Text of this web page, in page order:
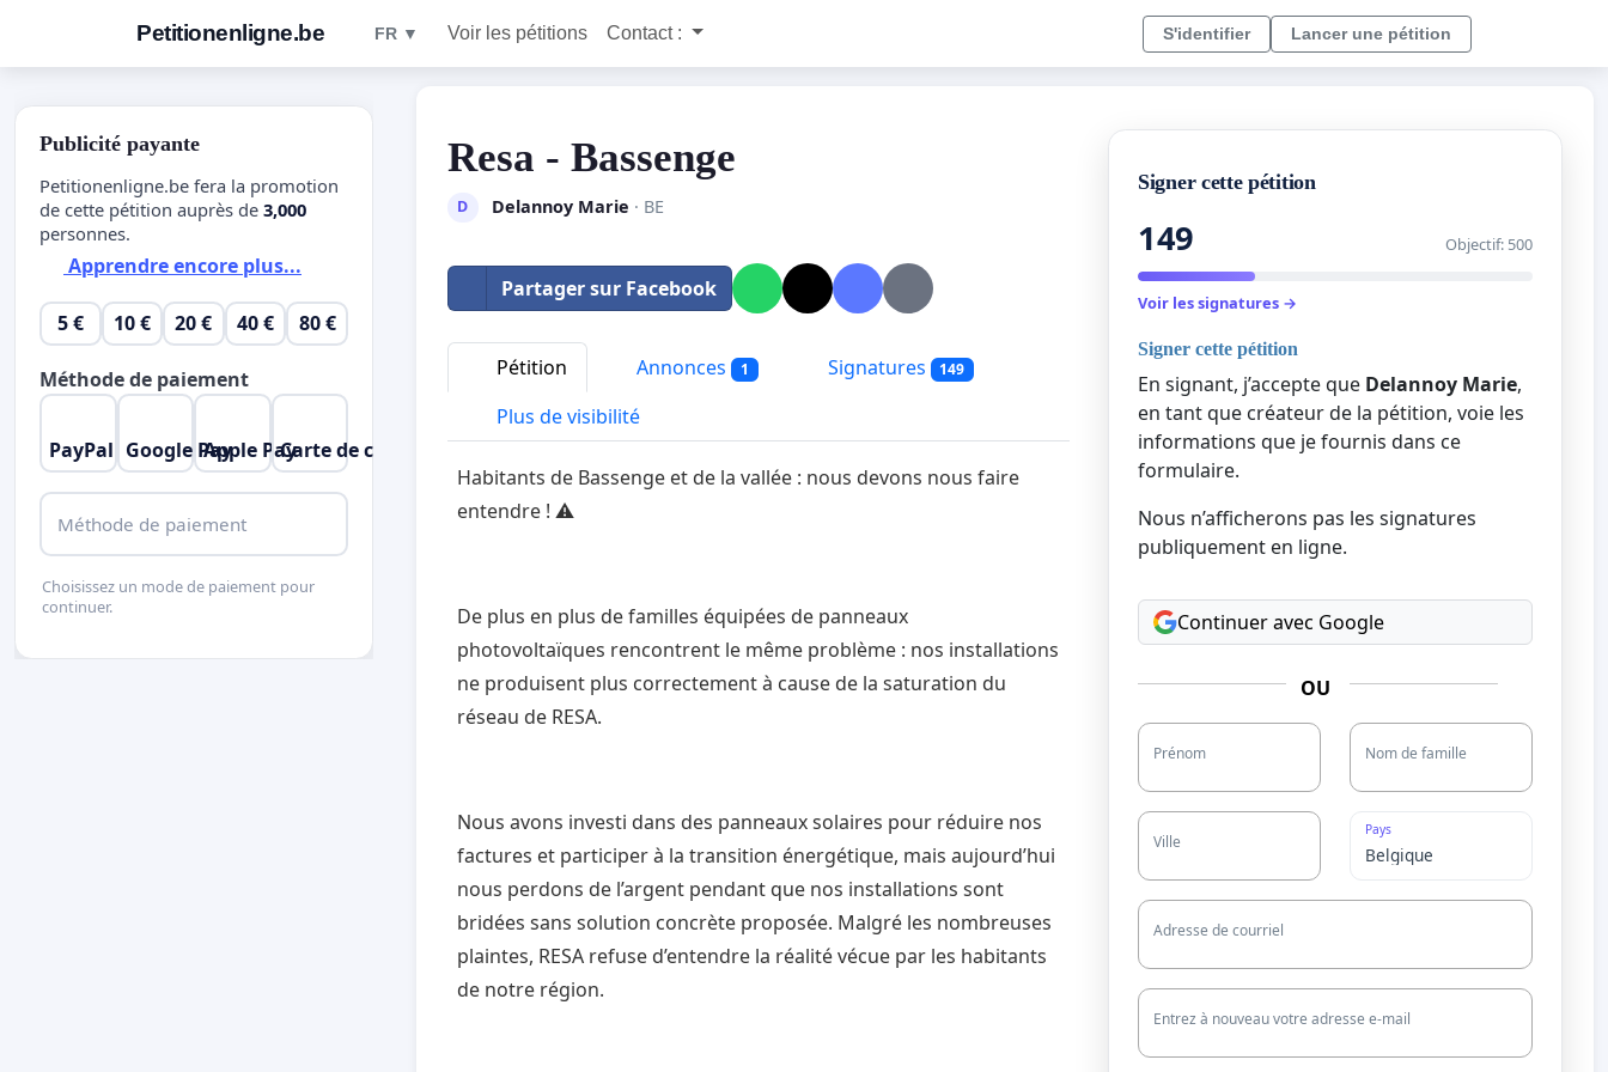
Petitionenligne.be FR ▼ Voir les pétitions Contact : S'identifier Lancer une pétition
Resa - Bassenge
D Delannoy Marie · BE
Partager sur Facebook
Pétition Annonces 1 Signatures 149
Plus de visibilité
Habitants de Bassenge et de la vallée : nous devons nous faire
entendre ! ⚠️
De plus en plus de familles équipées de panneaux
photovoltaïques rencontrent le même problème : nos installations
ne produisent plus correctement à cause de la saturation du
réseau de RESA.
Nous avons investi dans des panneaux solaires pour réduire nos
factures et participer à la transition énergétique, mais aujourd’hui
nous perdons de l’argent pendant que nos installations sont
bridées sans solution concrète proposée. Malgré les nombreuses
plaintes, RESA refuse d’entendre la réalité vécue par les habitants
de notre région.
Signer cette pétition
149 Objectif: 500
Voir les signatures →
Signer cette pétition
En signant, j’accepte que Delannoy Marie,
en tant que créateur de la pétition, voie les
informations que je fournis dans ce
formulaire.
Nous n’afficherons pas les signatures
publiquement en ligne.
Continuer avec Google
OU
Prénom Nom de famille
Ville
Pays
Adresse de courriel
Entrez à nouveau votre adresse e-mail
Publicité payante
Petitionenligne.be fera la promotion
de cette pétition auprès de 3,000
personnes.
Apprendre encore plus...
5 € 10 € 20 € 40 € 80 €
Méthode de paiement
PayPal Google PayApple PayCarte de crédit
Méthode de paiement
Choisissez un mode de paiement pour
continuer.